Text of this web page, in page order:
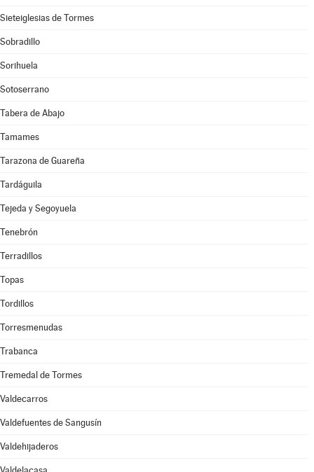
Sieteiglesias de Tormes
Sobradillo
Sorihuela
Sotoserrano
Tabera de Abajo
Tamames
Tarazona de Guareña
Tardáguila
Tejeda y Segoyuela
Tenebrón
Terradillos
Topas
Tordillos
Torresmenudas
Trabanca
Tremedal de Tormes
Valdecarros
Valdefuentes de Sangusín
Valdehijaderos